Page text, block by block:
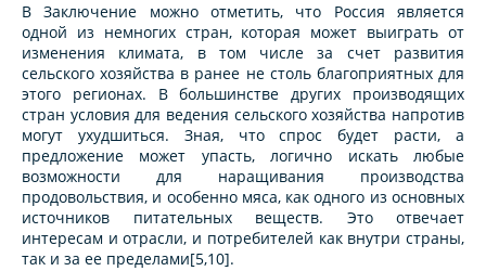
В Заключение можно отметить, что Россия является
одной из немногих стран, которая может выиграть от
изменения климата, в том числе за счет развития
сельского хозяйства в ранее не столь благоприятных для
этого регионах. В большинстве других производящих
стран условия для ведения сельского хозяйства напротив
могут ухудшиться. Зная, что спрос будет расти, а
предложение может упасть, логично искать любые
возможности для наращивания производства
продовольствия, и особенно мяса, как одного из основных
источников питательных веществ. Это отвечает
интересам и отрасли, и потребителей как внутри страны,
так и за ее пределами[5,10].